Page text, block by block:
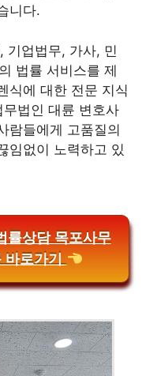
니다.
기업법무, 가사, 민
법률 서비스를 제
식에 대한 전문 지식
법인 대륜 변호사
람들에게 고품질의
임없이 노력하고 있
률상담 목포사무
바로가기